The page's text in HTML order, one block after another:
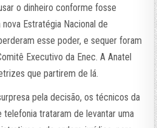
o dinheiro conforme fosse
Estratégia Nacional de
esse poder, e sequer foram
Executivo da Enec. A Anatel
que partirem de lá.
pela decisão, os técnicos da
trataram de levantar uma